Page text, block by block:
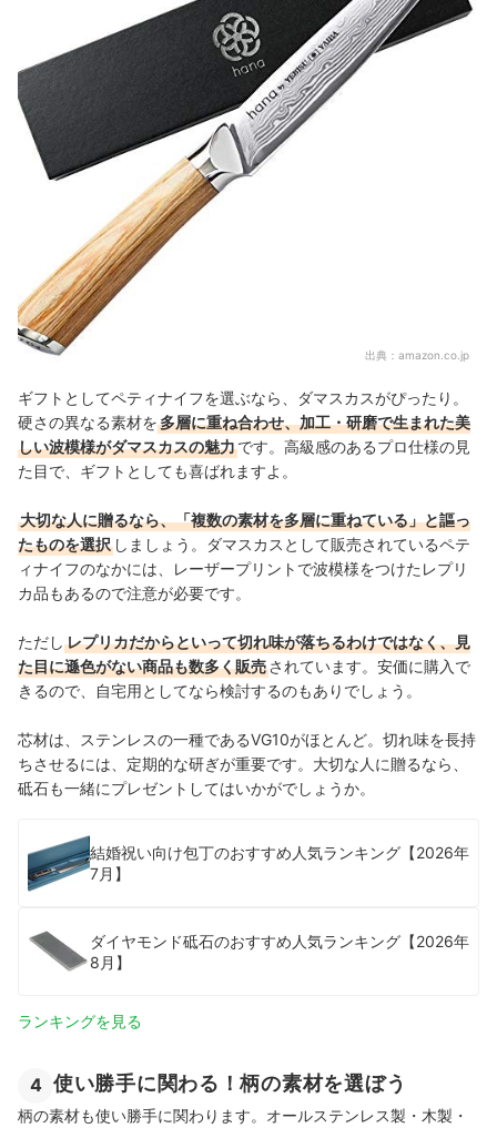
出典： amazon.co.jp
ギフトとしてペティナイフを選ぶなら、ダマスカスがぴったり。
硬さの異なる素材を多層に重ね合わせ、加工・研磨で生まれた美
しい波模様がダマスカスの魅力です。高級感のあるプロ仕様の見
た目で、ギフトとしても喜ばれますよ。
大切な人に贈るなら、「複数の素材を多層に重ねている」と謳っ
たものを選択 しましょう。ダマスカスとして販売されているペテ
ィナイフのなかには、レーザープリントで波模様をつけたレプリ
カ品もあるので注意が必要です。
ただし レプリカだからといって切れ味が落ちるわけではなく、見
た目に遜色がない商品も数多く販売されています。安価に購入で
きるので、自宅用としてなら検討するのもありでしょう。
芯材は、ステンレスの一種であるVG10がほとんど。切れ味を長持
ちさせるには、定期的な研ぎが重要です。大切な人に贈るなら、
砥石も一緒にプレゼントしてはいかがでしょうか。
結婚祝い向け包丁のおすすめ人気ランキング【2026年
7月】
ダイヤモンド砥石のおすすめ人気ランキング【2026年
8月】
ランキングを見る
4 使い勝手に関わる！柄の素材を選ぼう
柄の素材も使い勝手に関わります。オールステンレス製・木製・